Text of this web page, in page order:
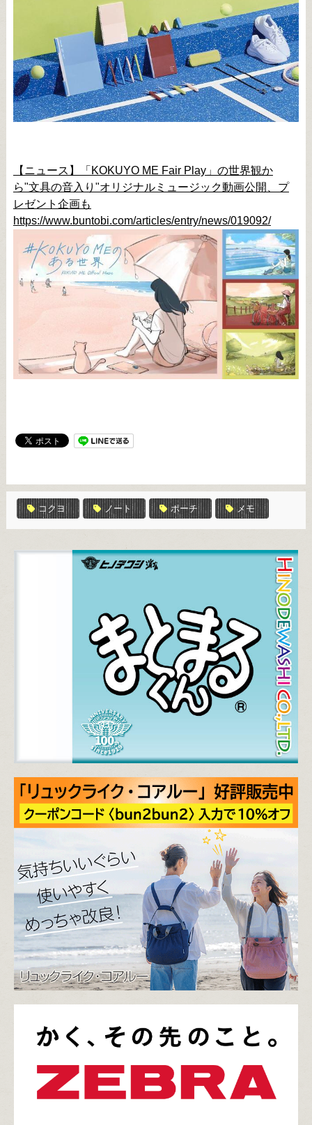
【ニュース】「KOKUYO ME Fair Play」の世界観か
ら"文具の音入り"オリジナルミュージック動画公開、プ
レゼント企画も
https://www.buntobi.com/articles/entry/news/019092/
コクヨ ノート ポーチ メモ